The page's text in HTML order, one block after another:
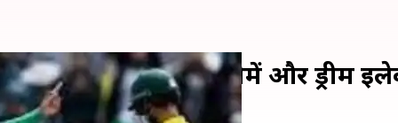
जंग, जानें संभावित टीमें और ड्रीम